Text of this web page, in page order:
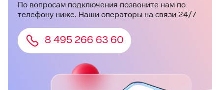
По вопросам подключения позвоните нам по
телефону ниже. Наши операторы на связи 24/7
8 495 266 63 60